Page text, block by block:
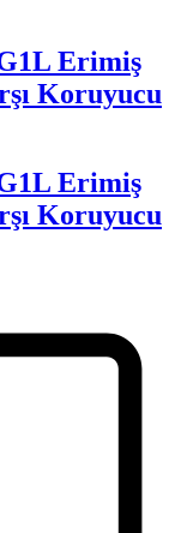
Erimiş
Koruyucu
Erimiş
Koruyucu